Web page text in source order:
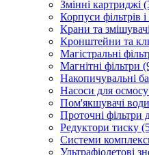
Змінні картриджі
Корпуси фільтрів
Крани та
Кронштейни та
Магістральні
Магнітні фільтри
Накопичувальні
Насоси для
Пом'якшувачі
Проточні фільтри
Редуктори тиску
Системи
Ультрафіолетові